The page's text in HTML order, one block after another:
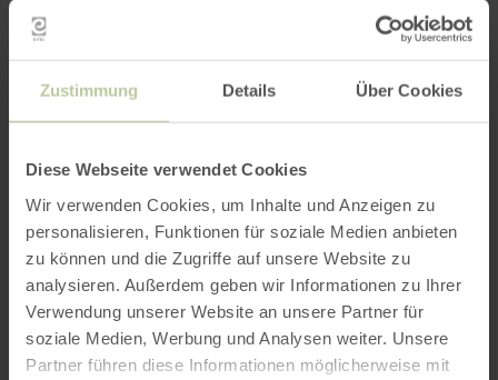
Zustimmung Details Über Cookies
Diese Webseite verwendet Cookies
Wir verwenden Cookies, um Inhalte und Anzeigen zu
personalisieren, Funktionen für soziale Medien anbieten
zu können und die Zugriffe auf unsere Website zu
analysieren. Außerdem geben wir Informationen zu Ihrer
Verwendung unserer Website an unsere Partner für
soziale Medien, Werbung und Analysen weiter. Unsere
Partner führen diese Informationen möglicherweise mit
Vandaag geopendMeer openingstijden
Pizzaria in het centrum van Hellenthal.
Je kunt zowel binnen als buiten van je pizza
genieten.
Meer informatie